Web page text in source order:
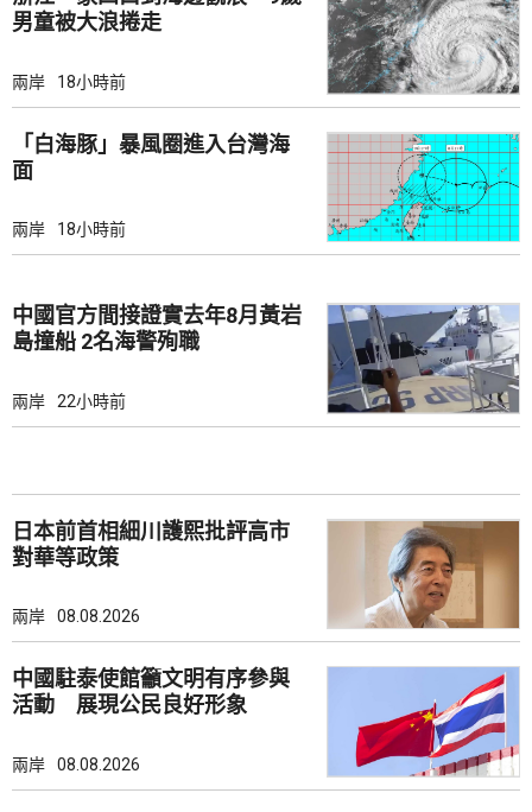
男童被大浪捲走
兩岸 18小時前
「白海豚」暴風圈進入台灣海
面
兩岸 18小時前
中國官方間接證實去年8月黃岩
島撞船 2名海警殉職
兩岸 22小時前
日本前首相細川護熙批評高市
對華等政策
兩岸 08.08.2026
中國駐泰使館籲文明有序參與
活動 展現公民良好形象
兩岸 08.08.2026